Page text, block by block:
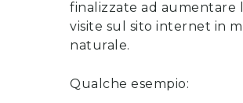
finalizzate ad aumentare
visite sul sito internet in
naturale.
Qualche esempio: